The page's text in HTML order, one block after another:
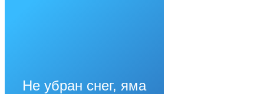
Не убран снег, яма